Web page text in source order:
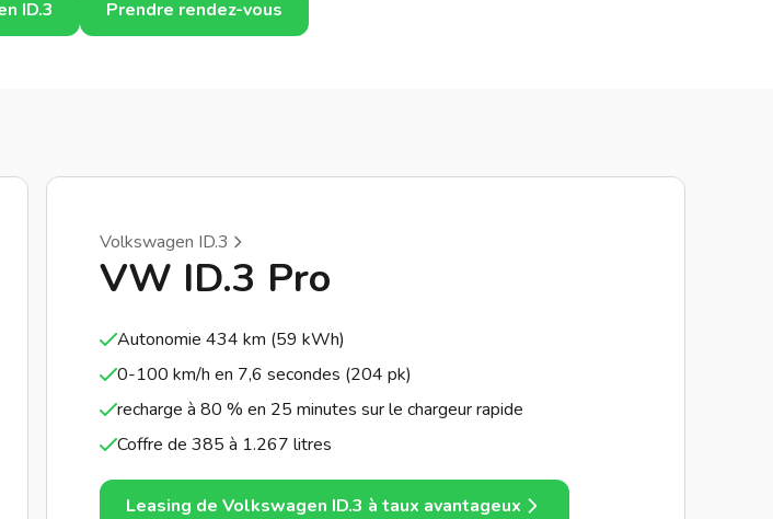
ID.3
Prendre rendez-vous
Volkswagen ID.3
VW ID.3 Pro
Autonomie 434 km (59 kWh)
0-100 km/h en 7,6 secondes (204 pk)
recharge à 80 % en 25 minutes sur le chargeur rapide
Coffre de 385 à 1.267 litres
Leasing de Volkswagen ID.3 à taux avantageux